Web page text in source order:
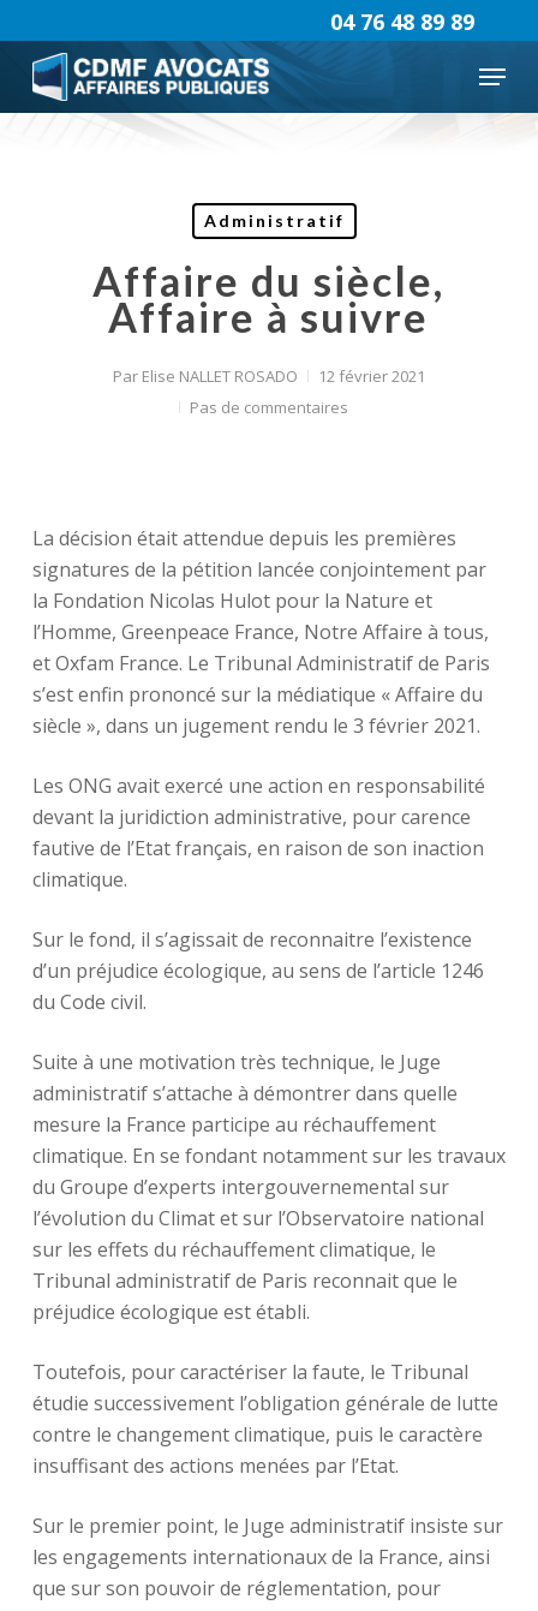
to
main
content
Menu
04 76 48 89 89
Administratif
Affaire du siècle,
Affaire à suivre
ParElise NALLET ROSADO
12 février 2021
Pas de commentaires
La décision était attendue depuis les premières
signatures de la pétition lancée conjointement par
la Fondation Nicolas Hulot pour la Nature et
l’Homme, Greenpeace France, Notre Affaire à tous,
et Oxfam France. Le Tribunal Administratif de Paris
s’est enfin prononcé sur la médiatique « Affaire du
siècle », dans un jugement rendu le 3 février 2021.
Les ONG avait exercé une action en responsabilité
devant la juridiction administrative, pour carence
fautive de l’Etat français, en raison de son inaction
climatique.
Sur le fond, il s’agissait de reconnaitre l’existence
d’un préjudice écologique, au sens de l’article 1246
du Code civil.
Suite à une motivation très technique, le Juge
administratif s’attache à démontrer dans quelle
mesure la France participe au réchauffement
climatique. En se fondant notamment sur les travaux
du Groupe d’experts intergouvernemental sur
l’évolution du Climat et sur l’Observatoire national
sur les effets du réchauffement climatique, le
Tribunal administratif de Paris reconnait que le
préjudice écologique est établi.
Toutefois, pour caractériser la faute, le Tribunal
étudie successivement l’obligation générale de lutte
contre le changement climatique, puis le caractère
insuffisant des actions menées par l’Etat.
Sur le premier point, le Juge administratif insiste sur
les engagements internationaux de la France, ainsi
que sur son pouvoir de réglementation, pour